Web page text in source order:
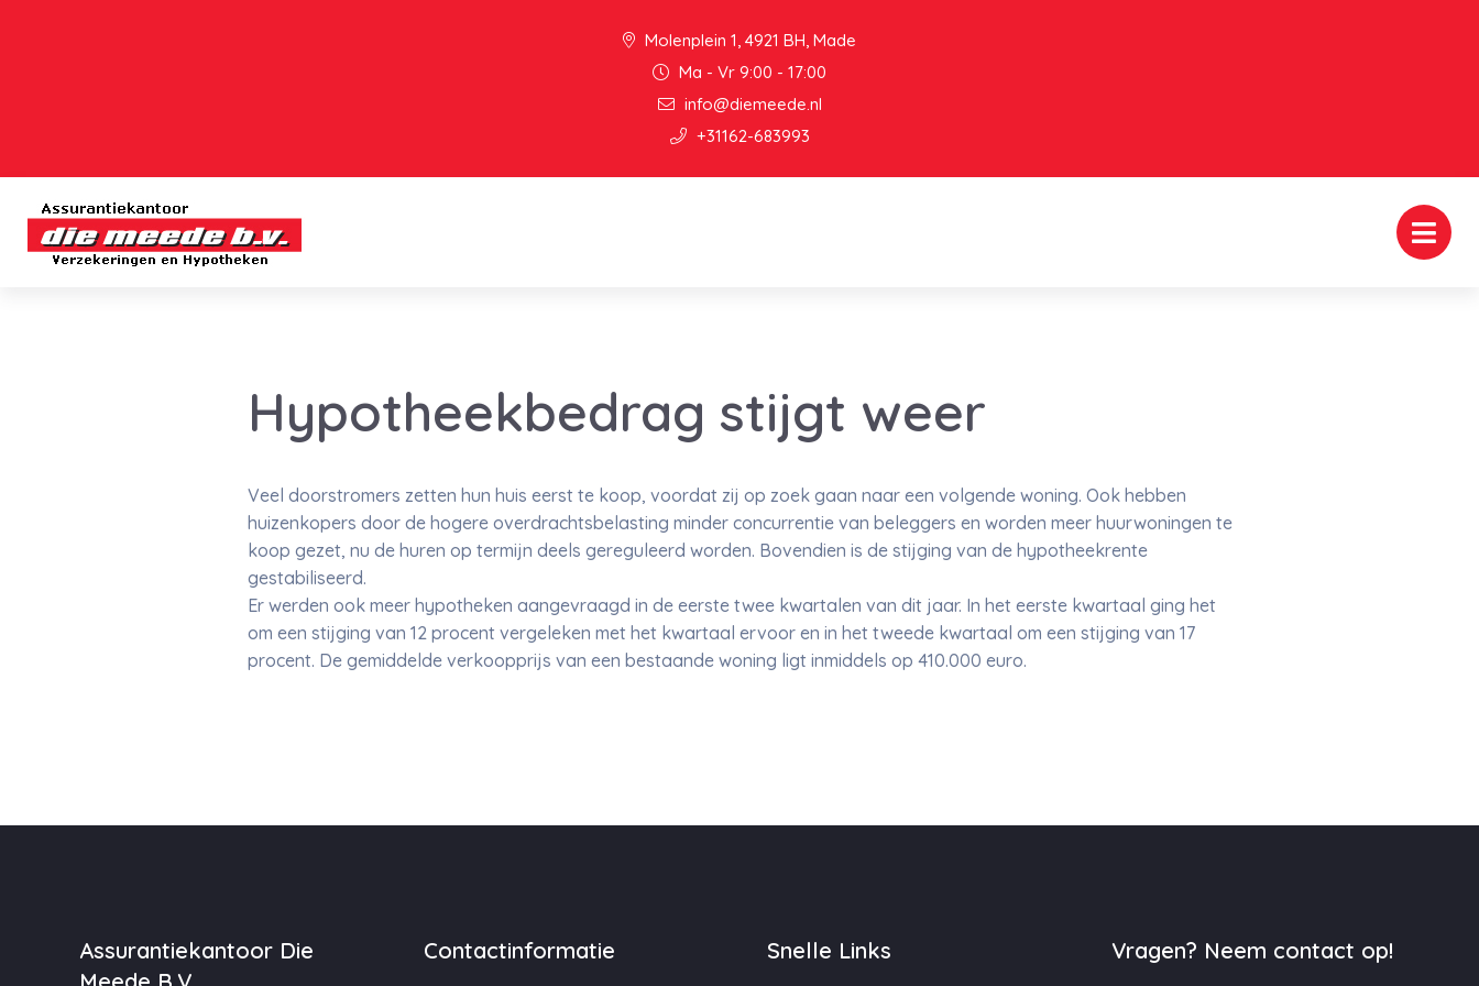
Molenplein 1, 4921 BH, Made
Ma - Vr 9:00 - 17:00
info@diemeede.nl
+31162-683993
Hypotheekbedrag stijgt weer
Veel doorstromers zetten hun huis eerst te koop, voordat zij op zoek gaan naar een volgende woning. Ook hebben
huizenkopers door de hogere overdrachtsbelasting minder concurrentie van beleggers en worden meer huurwoningen te
koop gezet, nu de huren op termijn deels gereguleerd worden. Bovendien is de stijging van de hypotheekrente
gestabiliseerd.
Er werden ook meer hypotheken aangevraagd in de eerste twee kwartalen van dit jaar. In het eerste kwartaal ging het
om een stijging van 12 procent vergeleken met het kwartaal ervoor en in het tweede kwartaal om een stijging van 17
procent. De gemiddelde verkoopprijs van een bestaande woning ligt inmiddels op 410.000 euro.
Assurantiekantoor Die
Contactinformatie Snelle Links Vragen? Neem contact op!